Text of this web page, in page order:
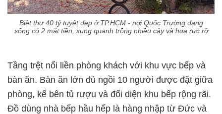
Biệt thự 40 tỷ tuyệt đẹp ở TP.HCM - nơi Quốc Trường đang
sống có 2 mặt tiền, xung quanh trồng nhiều cây và hoa rực rỡ
Tầng trệt nối liền phòng khách với khu vực bếp và
bàn ăn. Bàn ăn lớn đủ ngồi 10 người được đặt giữa
phòng, kế bên tủ rượu và đối diện khu bếp rộng rãi.
Đồ dùng nhà bếp hầu hếp là hàng nhập từ Đức và